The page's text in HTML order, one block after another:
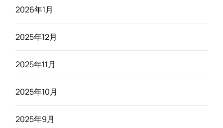
2026年1月
2025年12月
2025年11月
2025年10月
2025年9月